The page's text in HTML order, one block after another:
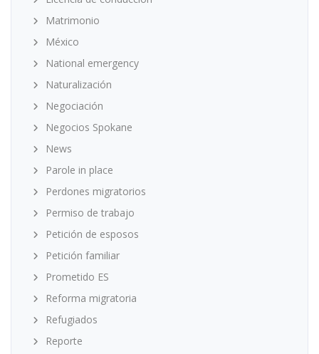
Matrimonio
México
National emergency
Naturalización
Negociación
Negocios Spokane
News
Parole in place
Perdones migratorios
Permiso de trabajo
Petición de esposos
Petición familiar
Prometido ES
Reforma migratoria
Refugiados
Reporte